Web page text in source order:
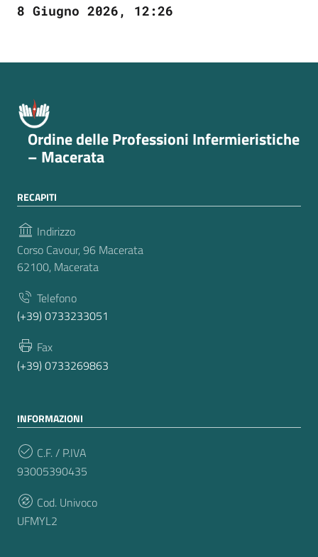
8 Giugno 2026, 12:26
Ordine delle Professioni Infermieristiche
– Macerata
RECAPITI
Indirizzo
Corso Cavour, 96 Macerata
62100, Macerata
Telefono
(+39) 0733233051
Fax
(+39) 0733269863
INFORMAZIONI
C.F. / P.IVA
93005390435
Cod. Univoco
UFMYL2